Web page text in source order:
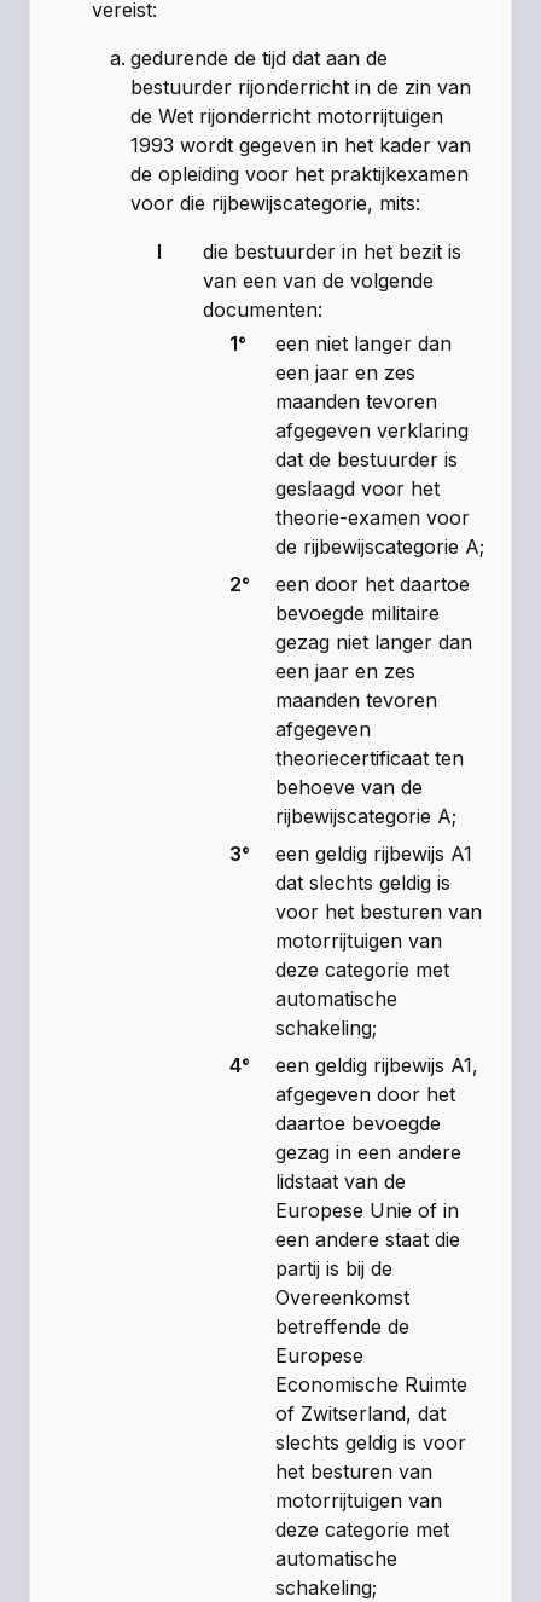
vereist:
gedurende de tijd dat aan de
bestuurder rijonderricht in de zin van
de Wet rijonderricht motorrijtuigen
1993 wordt gegeven in het kader van
de opleiding voor het praktijkexamen
voor die rijbewijscategorie, mits:
I
die bestuurder in het bezit is
van een van de volgende
documenten:
1°
een niet langer dan
een jaar en zes
maanden tevoren
afgegeven verklaring
dat de bestuurder is
geslaagd voor het
theorie-examen voor
de rijbewijscategorie A;
2°
een door het daartoe
bevoegde militaire
gezag niet langer dan
een jaar en zes
maanden tevoren
afgegeven
theoriecertificaat ten
behoeve van de
rijbewijscategorie A;
3°
een geldig rijbewijs A1
dat slechts geldig is
voor het besturen van
motorrijtuigen van
deze categorie met
automatische
schakeling;
4°
een geldig rijbewijs A1,
afgegeven door het
daartoe bevoegde
gezag in een andere
lidstaat van de
Europese Unie of in
een andere staat die
partij is bij de
Overeenkomst
betreffende de
Europese
Economische Ruimte
of Zwitserland, dat
slechts geldig is voor
het besturen van
motorrijtuigen van
deze categorie met
automatische
schakeling;